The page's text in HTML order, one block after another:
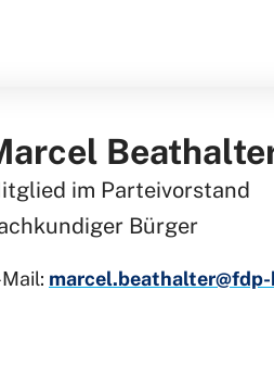
im Parteivorstand
Bürger